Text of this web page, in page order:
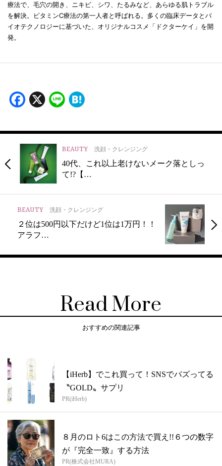
療法で、毛穴の開き、ニキビ、シワ、たるみなど、あらゆる肌トラブル
を解決。ビタミンC療法の第一人者と呼ばれる。多くの臨床データとバ
イオテクノロジーに基づいた、オリジナルコスメ「ドクターケイ」を開
発。
Facebook
X Line
BEAUTY 洗顔・クレンジング
40代、これ以上老けないメーク落としっ
て!?【…
BEAUTY 洗顔・クレンジング
２位は500円以下だけど1位は1万円！！
アラフ…
Read More
おすすめの関連記事
【iHerb】でこれ買って！SNSでバズってる
〝GOLD〟サプリ
PR(iHerb)
８月のロト6はこの方法で買え!!６つの数字
が『完全一致』する方法
PR(株式会社MURA)